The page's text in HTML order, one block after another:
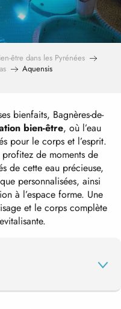
être dans les Pyrénées
Aquensis
bienfaits, Bagnères-de-
bien-être, où l’eau
pour le corps et l’esprit.
de moments de
de cette eau précieuse,
personnalisées, ainsi
à l’espace forme. Une
et le corps complète